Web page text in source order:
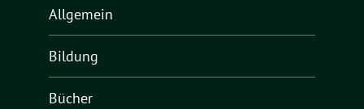
Allgemein
Bildung
Bücher